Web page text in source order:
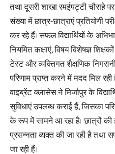
तथा दूसरी शाखा रमईपट्टी चौराहे
संख्या में छात्र-छात्राएं प्रतियोगी
कर रहे हैं। सफल विद्यार्थियों के
नियमित कक्षाएं, विषय विशेषज्ञ
टेस्ट और व्यक्तिगत शैक्षणिक
परिणाम प्राप्त करने में मदद मिल
वाइब्रेंट क्लासेस ने मिर्जापुर के
सुविधाएं उपलब्ध कराई हैं, जिसका
के रूप में सामने आ रहा है। छात्रों
प्रसन्नता व्यक्त की जा रही है तथा
जा रही हैं।